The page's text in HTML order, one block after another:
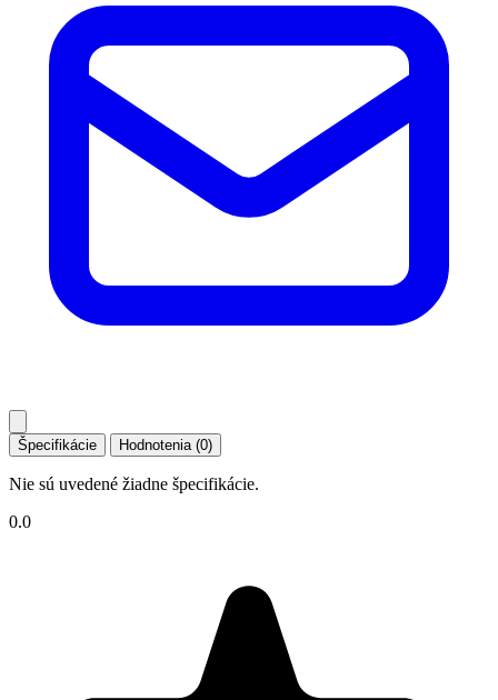
Špecifikácie Hodnotenia (0)
Nie sú uvedené žiadne špecifikácie.
0.0